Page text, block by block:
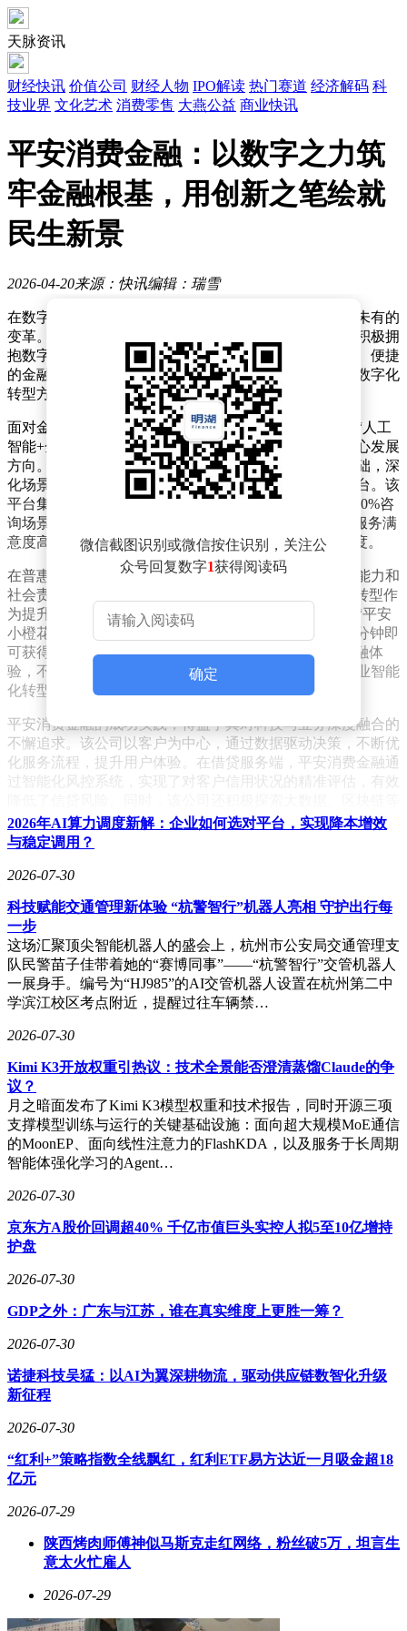
天脉资讯
财经快讯 价值公司 财经人物 IPO解读 热门赛道 经济解码 科
技业界 文化艺术 消费零售 大燕公益 商业快讯
平安消费金融：以数字之力筑
牢金融根基，用创新之笔绘就
民生新景
2026-04-20来源：快讯编辑：瑞雪
在数字化浪潮席卷全球的当下，金融行业正经历着前所未有的
变革。消费金融机构作为金融体系的重要组成部分，正积极拥
抱数字技术，以创新驱动发展，为消费者提供更加高效、便捷
的金融服务。其中，平安消费金融凭借其在科技应用和数字化
转型方面的卓越表现，成为行业内的佼佼者。
面对金融科技发展的新趋势，平安消费金融深刻认识到“人工
智能+金融”的战略价值，将数字化、智能化转型作为核心发展
方向。通过持续加大科技投入，该公司不断夯实技术基础，深
化场景生态建设，构建起覆盖业务全流程的智能管理平台。该
平台集成了AI、ASR、TTS、NLP等前沿技术，实现了90%咨
询场景的自动化响应，客户意图识别准确率超过95%，服务满
意度高达99%以上，显著提升了金融服务的效率与精准度。
在普惠金融领域，平安消费金融同样展现出强大的创新能力和
社会责任感。该公司坚持“金融为民”的初心，将数字化转型作
为提升服务质量和效率的关键手段。通过优化线上产品“平安
小橙花”，消费者仅需四步即可完成全流程申请，最快5分钟即
可获得额度审批。这种“省心、省时、又省钱”的消费金融体
验，不仅满足了消费者对便捷金融服务的需求，也为行业智能
化转型提供了可借鉴的实践样本。
平安消费金融的成功实践，得益于其对科技与业务深度融合的
不懈追求。该公司以客户为中心，通过数据驱动决策，不断优
化服务流程，提升用户体验。在借贷服务端，平安消费金融通
过智能化风控系统，实现了对客户信用状况的精准评估，有效
新技术在金融领域的应用，为行业发展注入新的活力。
随着数字金融进入效率革命与格局重塑的关键时期，平安消费
金融将继续以创新为引领，以技术为驱动，深化科技、数据与
性，该公司将努力成为数字金融高质量发展的标杆企业，为推
动金融行业转型升级贡献更多力量。
微信截图识别或微信按住识别，关注公
众号回复数字1获得阅读码
确定
2026年AI算力调度新解：企业如何选对平台，实现降本增效
与稳定调用？
2026-07-30
科技赋能交通管理新体验 “杭警智行”机器人亮相 守护出行每
一步
这场汇聚顶尖智能机器人的盛会上，杭州市公安局交通管理支
队民警苗子佳带着她的“赛博同事”——“杭警智行”交管机器人
一展身手。编号为“HJ985”的AI交管机器人设置在杭州第二中
学滨江校区考点附近，提醒过往车辆禁…
2026-07-30
Kimi K3开放权重引热议：技术全景能否澄清蒸馏Claude的争
议？
月之暗面发布了Kimi K3模型权重和技术报告，同时开源三项
支撑模型训练与运行的关键基础设施：面向超大规模MoE通信
的MoonEP、面向线性注意力的FlashKDA，以及服务于长周期
智能体强化学习的Agent…
2026-07-30
京东方A股价回调超40% 千亿市值巨头实控人拟5至10亿增持
护盘
2026-07-30
GDP之外：广东与江苏，谁在真实维度上更胜一筹？
2026-07-30
诺捷科技吴猛：以AI为翼深耕物流，驱动供应链数智化升级
新征程
2026-07-30
“红利+”策略指数全线飘红，红利ETF易方达近一月吸金超18
亿元
2026-07-29
陕西烤肉师傅神似马斯克走红网络，粉丝破5万，坦言生
意太火忙雇人
2026-07-29